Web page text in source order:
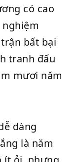
có cao
bất bại
tranh đấu
mươi năm
dàng
là năm